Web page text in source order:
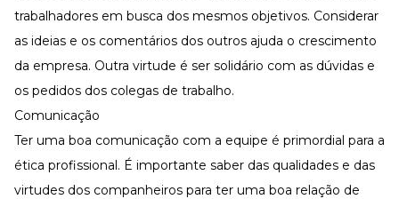
trabalhadores em busca dos mesmos objetivos. Considerar
as ideias e os comentários dos outros ajuda o crescimento
da empresa. Outra virtude é ser solidário com as dúvidas e
os pedidos dos colegas de trabalho.
Comunicação
Ter uma boa comunicação com a equipe é primordial para a
ética profissional. É importante saber das qualidades e das
virtudes dos companheiros para ter uma boa relação de